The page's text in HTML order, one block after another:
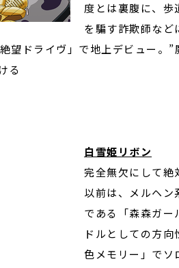
度とは裏腹に、歩
を騙す詐欺師など
ドライヴ」で地上デビュー。”
る
白雪姫リボン
完全無欠にして絶
以前は、メルヘン
である「森森ガー
ドルとしての方
色メモリー」でソ